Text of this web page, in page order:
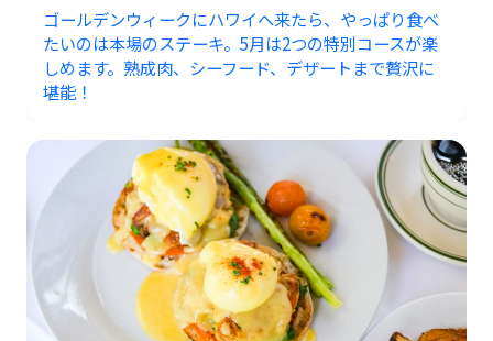
ゴールデンウィークにハワイへ来たら、やっぱり食べ
たいのは本場のステーキ。5月は2つの特別コースが楽
しめます。熟成肉、シーフード、デザートまで贅沢に
堪能！